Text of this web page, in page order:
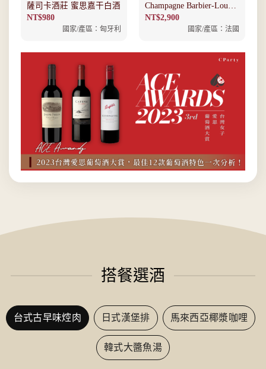
薩司卡酒莊 蜜思嘉干白酒
NT$980
國家/產區：匈牙利
Champagne Barbier-Louvet
Champagne Ensemble
NT$2,900
國家/產區：法國
搭餐選酒
台式古早味焢肉 日式漢堡排 馬來西亞椰漿咖哩
韓式大醬魚湯